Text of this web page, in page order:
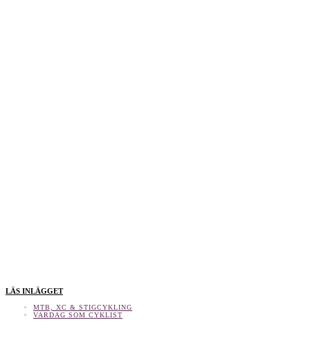
LÄS INLÄGGET
MTB, XC & STIGCYKLING
VARDAG SOM CYKLIST